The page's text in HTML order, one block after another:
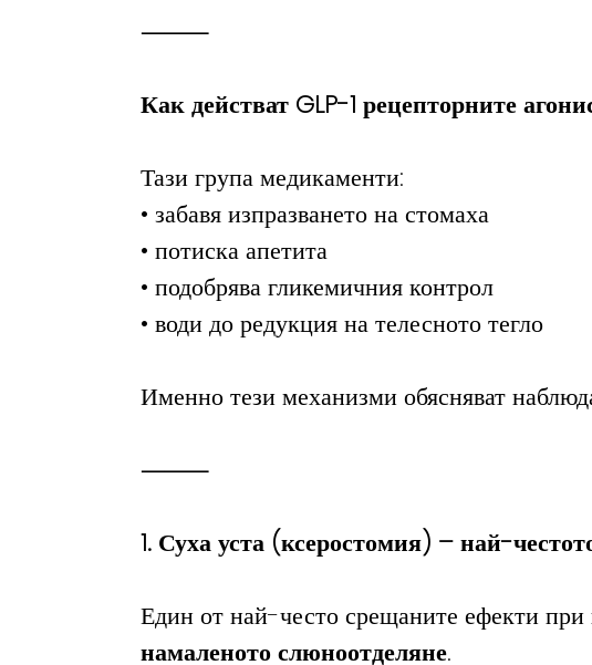
⸻
Как действат GLP-1 рецепторните
Тази група медикаменти:
• забавя изпразването на стомаха
• потиска апетита
• подобрява гликемичния контрол
• води до редукция на телесното тегло
Именно тези механизми обясняват
⸻
1. Суха уста (ксеростомия) – най-
Един от най-често срещаните ефекти при
намаленото слюноотделяне.